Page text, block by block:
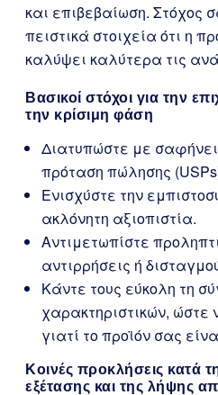
και επιβεβαίωση. Στόχος
πειστικά στοιχεία ότι η
καλύψει καλύτερα τις
Βασικοί στόχοι για την
την κρίσιμη φάση
Διατυπώστε με
πρόταση πώλησης
Ενισχύστε την
ακλόνητη αξιοπιστία.
Αντιμετωπίστε
αντιρρήσεις ή
Κάντε τους εύκολη τη
χαρακτηριστικών,
γιατί το προϊόν σας
Κοινές προκλήσεις κατά
εξέτασης και της λήψης